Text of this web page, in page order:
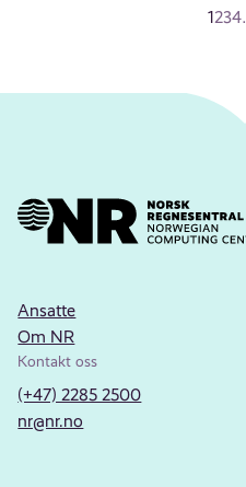
1234
Ansatte
Om NR
Kontakt oss
(+47) 2285 2500
nr@nr.no